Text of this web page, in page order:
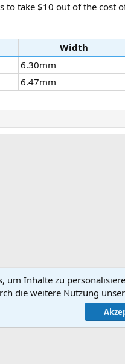
to take $10 out of the cost
Width
6.30mm
6.47mm
Community
um Inhalte zu
die weitere Nutzung